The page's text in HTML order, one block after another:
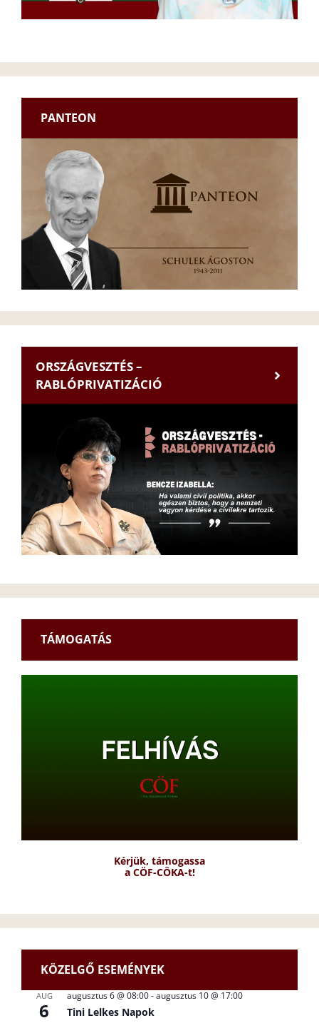
PANTEON
ORSZÁGVESZTÉS –
RABLÓPRIVATIZÁCIÓ
TÁMOGATÁS
Kérjük, támogassa
a CÖF-CÖKA-t!
KÖZELGŐ ESEMÉNYEK
AUG
6
augusztus 6 @ 08:00-augusztus 10 @ 17:00
Tini Lelkes Napok